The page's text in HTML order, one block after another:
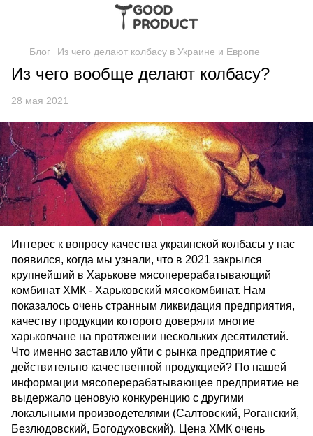
Блог Из чего делают колбасу в Украине и Европе
Из чего вообще делают колбасу?
28 мая 2021
Интерес к вопросу качества украинской колбасы у нас
появился, когда мы узнали, что в 2021 закрылся
крупнейший в Харькове мясоперерабатывающий
комбинат ХМК - Харьковский мясокомбинат. Нам
показалось очень странным ликвидация предприятия,
качеству продукции которого доверяли многие
харьковчане на протяжении нескольких десятилетий.
Что именно заставило уйти с рынка предприятие с
действительно качественной продукцией? По нашей
информации мясоперерабатывающее предприятие не
выдержало ценовую конкуренцию с другими
локальными производетелями (Салтовский, Роганский,
Безлюдовский, Богодуховский). Цена ХМК очень